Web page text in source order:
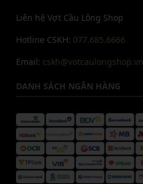
Liên hệ Vợt Cầu Lông Shop
Hotline CSKH: 077.685.6666
Email: cskh@votcaulongshop.vn
DANH SÁCH NGÂN HÀNG